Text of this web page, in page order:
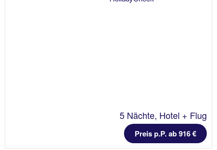
5 Nächte, Hotel + Flug
Preis p.P. ab 916 €